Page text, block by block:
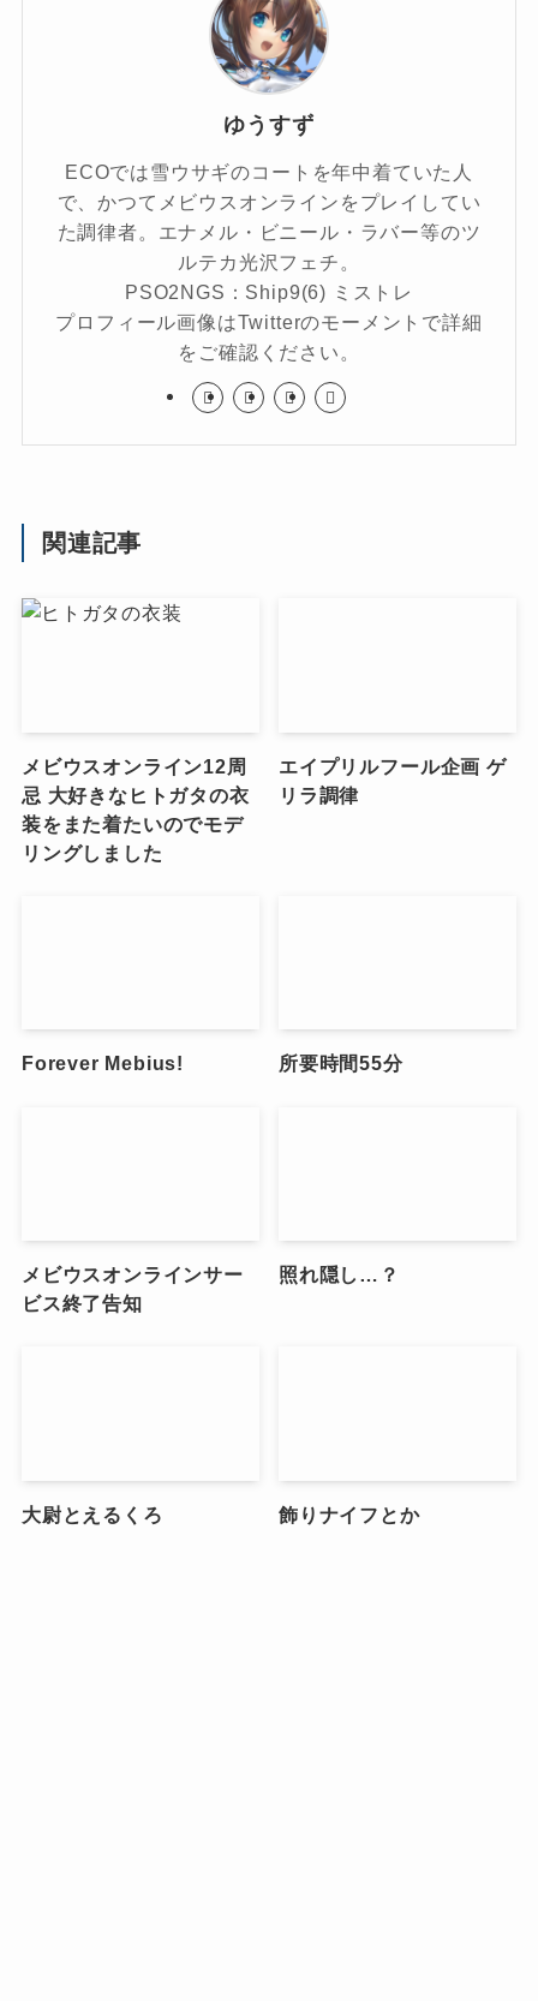
ゆうすず
ECOでは雪ウサギのコートを年中着ていた人
で、かつてメビウスオンラインをプレイしてい
た調律者。エナメル・ビニール・ラバー等のツ
ルテカ光沢フェチ。
PSO2NGS：Ship9(6) ミストレ
プロフィール画像はTwitterのモーメントで詳細
をご確認ください。
関連記事
メビウスオンライン12周
忌 大好きなヒトガタの衣
装をまた着たいのでモデ
リングしました
エイプリルフール企画 ゲ
リラ調律
Forever Mebius! 所要時間55分
メビウスオンラインサー
ビス終了告知
照れ隠し…？
大尉とえるくろ 飾りナイフとか